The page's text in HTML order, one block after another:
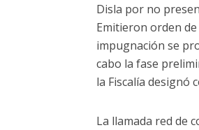
Disla por no
Emitieron orden
impugnación se
cabo la fase
la Fiscalía designó
La llamada red de